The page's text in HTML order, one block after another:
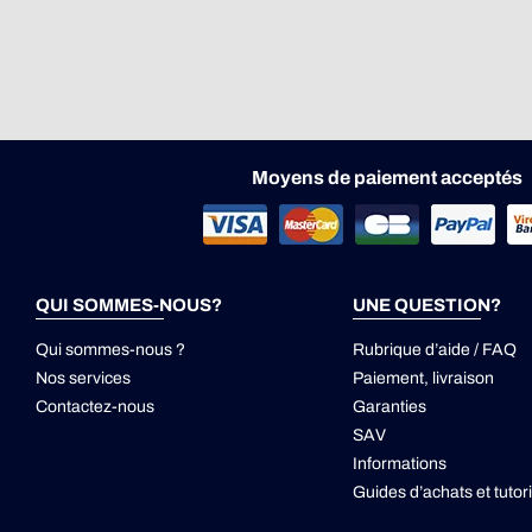
Moyens de paiement acceptés
QUI SOMMES-NOUS?
Qui sommes-nous ?
Nos services
Contactez-nous
UNE QUESTION?
Rubrique d’aide / FAQ
Paiement, livraison
Garanties
SAV
Informations
Guides d’achats et